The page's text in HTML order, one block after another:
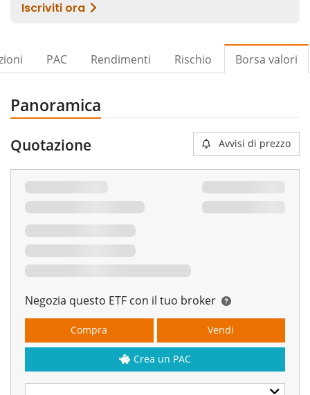
PAC Rendimenti Rischio Borsa valori
Panoramica
Quotazione Avvisi di prezzo
Negozia questo ETF con il tuo broker
Compra Vendi
Crea un PAC